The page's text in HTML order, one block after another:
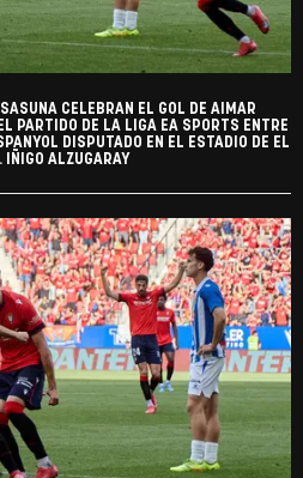
CELEBRAN EL GOL DE AIMAR
PARTIDO DE LA LIGA EA SPORTS ENTRE
DISPUTADO EN EL ESTADIO DE EL
IÑIGO ALZUGARAY